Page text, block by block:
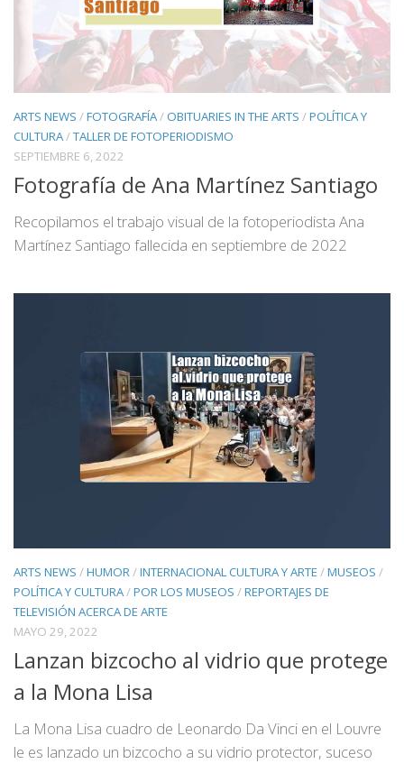
ARTS NEWS /FOTOGRAFÍA/ OBITUARIES IN THE ARTS /POLÍTICA Y
CULTURA/TALLER DE FOTOPERIODISMO
SEPTIEMBRE 6, 2022
Fotografía de Ana Martínez Santiago
Recopilamos el trabajo visual de la fotoperiodista Ana
Martínez Santiago fallecida en septiembre de 2022
ARTS NEWS /HUMOR/INTERNACIONAL CULTURA Y ARTE /MUSEOS /
POLÍTICA Y CULTURA/POR LOS MUSEOS /REPORTAJES DE
TELEVISIÓN ACERCA DE ARTE
MAYO 29, 2022
Lanzan bizcocho al vidrio que protege
a la Mona Lisa
La Mona Lisa cuadro de Leonardo Da Vinci en el Louvre
le es lanzado un bizcocho a su vidrio protector, suceso